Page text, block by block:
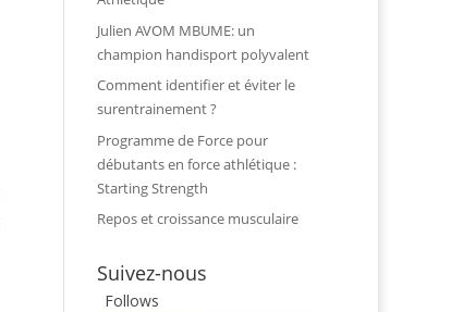
Julien AVOM MBUME: un
champion handisport polyvalent
Comment identifier et éviter le
surentrainement ?
Programme de Force pour
débutants en force athlétique :
Starting Strength
Repos et croissance musculaire
Suivez-nous
Follows